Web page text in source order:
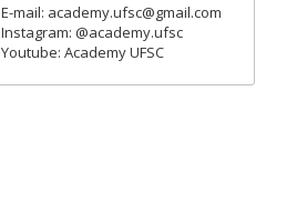
E-mail: academy.ufsc@gmail.com
Instagram: @academy.ufsc
Youtube: Academy UFSC